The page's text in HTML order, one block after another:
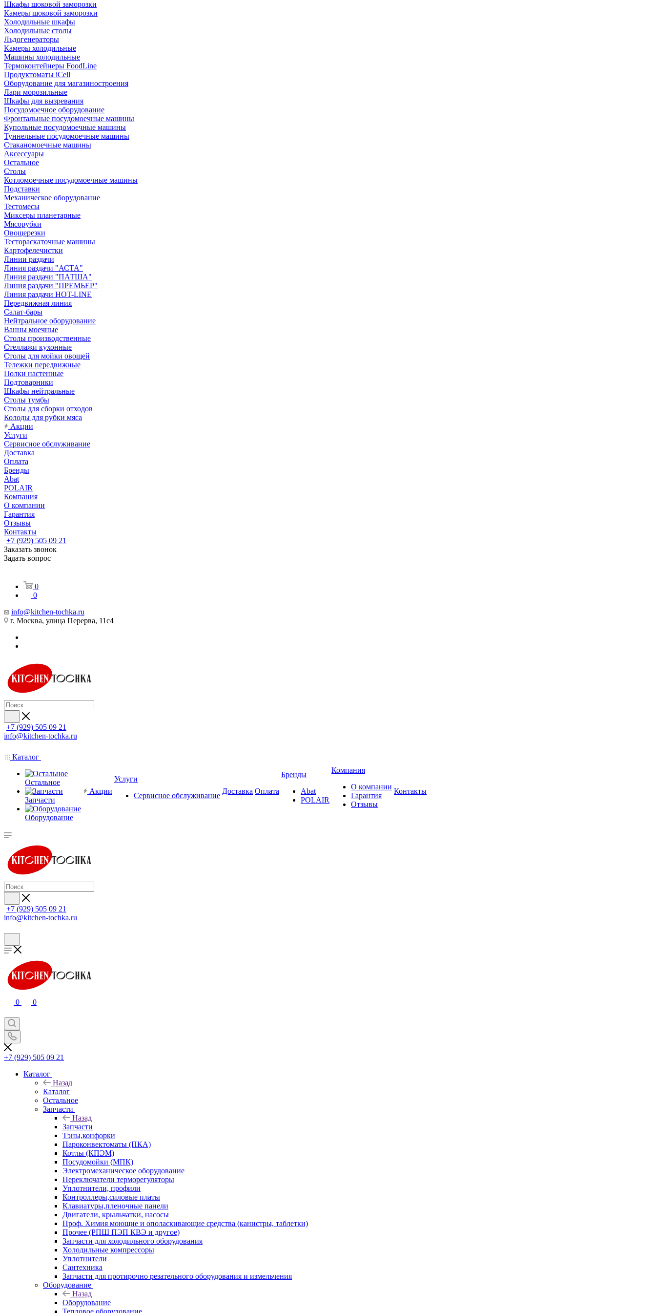
Шкафы шоковой заморозки
Камеры шоковой заморозки
Холодильные шкафы
Холодильные столы
Льдогенераторы
Камеры холодильные
Машины холодильные
Термоконтейнеры FoodLine
Продуктоматы iCell
Оборудование для магазиностроения
Лари морозильные
Шкафы для вызревания
Посудомоечное оборудование
Фронтальные посудомоечные машины
Купольные посудомоечные машины
Туннельные посудомоечные машины
Стаканомоечные машины
Аксессуары
Остальное
Столы
Котломоечные посудомоечные машины
Подставки
Механическое оборудование
Тестомесы
Миксеры планетарные
Мясорубки
Овощерезки
Тестораскаточные машины
Картофелечистки
Линии раздачи
Линия раздачи "АСТА"
Линия раздачи "ПАТША"
Линия раздачи "ПРЕМЬЕР"
Линия раздачи HOT-LINE
Передвижная линия
Салат-бары
Нейтральное оборудование
Ванны моечные
Столы производственные
Стеллажи кухонные
Столы для мойки овощей
Тележки передвижные
Полки настенные
Подтоварники
Шкафы нейтральные
Столы тумбы
Столы для сборки отходов
Колоды для рубки мяса
Акции
Услуги
Сервисное обслуживание
Доставка
Оплата
Бренды
Abat
POLAIR
Компания
О компании
Гарантия
Отзывы
Контакты
+7 (929) 505 09 21
Заказать звонок
Задать вопрос
0
0
info@kitchen-tochka.ru
г. Москва, улица Перерва, 11с4
+7 (929) 505 09 21
info@kitchen-tochka.ru
Каталог
Остальное
Запчасти
Оборудование
Акции
Услуги
Сервисное обслуживание
Доставка Оплата
Бренды
Abat
POLAIR
Компания
О компании
Гарантия
Отзывы
Контакты
+7 (929) 505 09 21
info@kitchen-tochka.ru
0 0
+7 (929) 505 09 21
Каталог
Назад
Каталог
Остальное
Запчасти
Назад
Запчасти
Тэны,конфорки
Пароконвектоматы (ПКА)
Котлы (КПЭМ)
Посудомойки (МПК)
Электромеханическое оборудование
Переключатели терморегуляторы
Уплотнители, профили
Контроллеры,силовые платы
Клавиатуры,пленочные панели
Двигатели, крыльчатки, насосы
Проф. Химия моющие и ополаскивающие средства (канистры, таблетки)
Прочее (РПШ ПЭП КВЭ и другое)
Запчасти для холодильного оборудования
Холодильные компрессоры
Уплотнители
Сантехника
Запчасти для протирочно резательного оборудования и измельчения
Оборудование
Назад
Оборудование
Тепловое оборудование